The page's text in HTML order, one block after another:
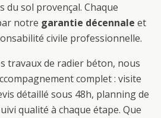
du sol provençal. Chaque
notre garantie décennale et
civile professionnelle.
travaux de radier béton, nous
complet : visite
détaillé sous 48h, planning de
qualité à chaque étape. Que